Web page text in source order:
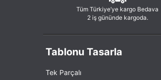
Tüm Türkiye’ye kargo Bedava
2 iş gününde kargoda.
Tablonu Tasarla
Tek Parçalı